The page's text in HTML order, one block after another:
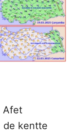
Afet
de kentte